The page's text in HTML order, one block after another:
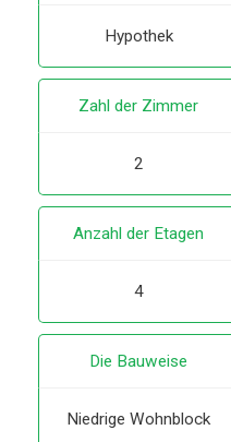
Hypothek
Zahl der Zimmer
2
Anzahl der Etagen
4
Die Bauweise
Niedrige Wohnblock